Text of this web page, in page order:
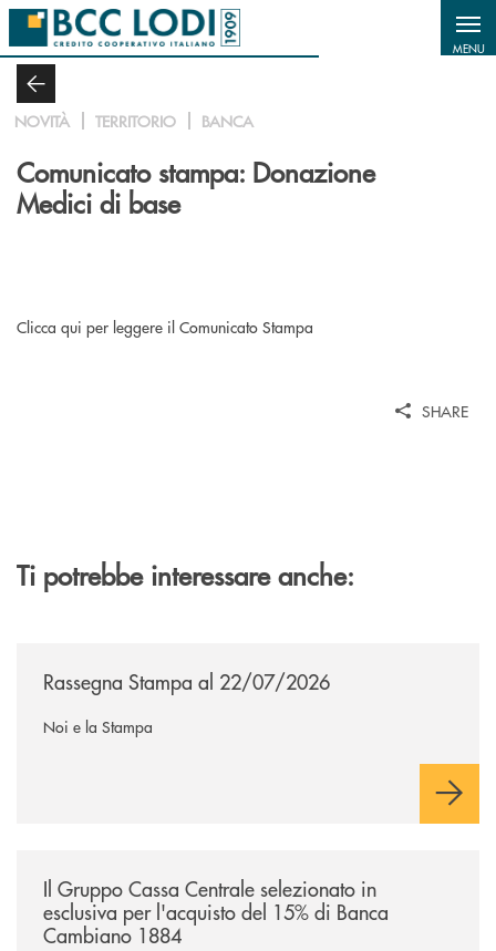
Salta al contenuto principale
MENU
NOVITÀ TERRITORIO BANCA
Comunicato stampa: Donazione
Medici di base
Clicca qui per leggere il Comunicato Stampa
SHARE
Ti potrebbe interessare anche:
Rassegna Stampa al 22/07/2026
Noi e la Stampa
Il Gruppo Cassa Centrale selezionato in
esclusiva per l'acquisto del 15% di Banca
Cambiano 1884